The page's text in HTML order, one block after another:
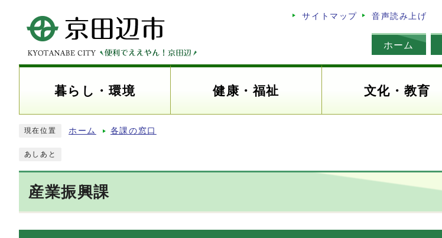
サイトマップ 音声読み上げ
ホーム
暮らし・環境 健康・福祉 文化・教育
現在位置 ホーム 各課の窓口
あしあと
産業振興課